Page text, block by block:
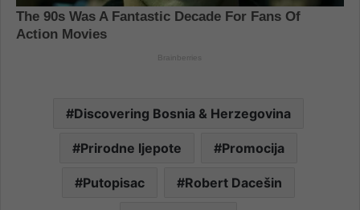
Discovering Bosnia & Herzegovina
Prirodne ljepote Promocija
Putopisac Robert Dacešin